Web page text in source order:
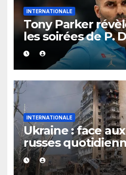
INTERNATIONALE
Tony Parker
les soirées de P.
protéger Eva
INTERNATIONALE
Ukraine : face
russes
évacuations
Kramatorsk